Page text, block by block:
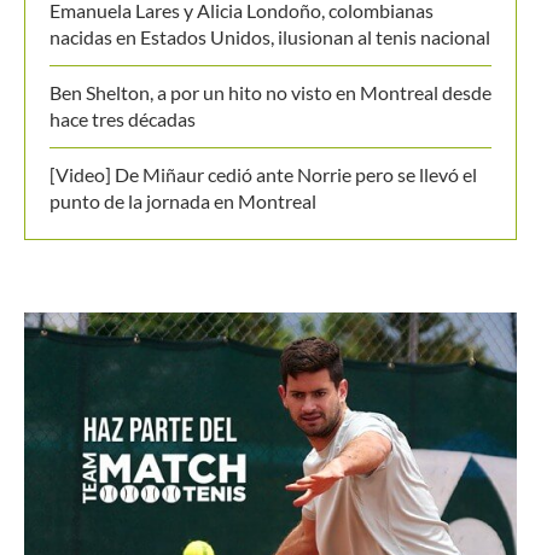
Últimos posts
Jódar le repite la dosis a Musetti y se anota en
octavos de Montreal
El Masters de Canadá y el hecho que no vivía desde
1996: Conozca de que se trata
Emanuela Lares y Alicia Londoño, colombianas
Ben Shelton, a por un hito no visto en Montreal desde
hace tres décadas
[Video] De Miñaur cedió ante Norrie pero se llevó el
punto de la jornada en Montreal